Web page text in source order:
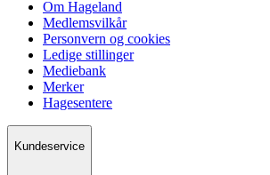
Om Hageland
Medlemsvilkår
Personvern og cookies
Ledige stillinger
Mediebank
Merker
Hagesentere
Kundeservice